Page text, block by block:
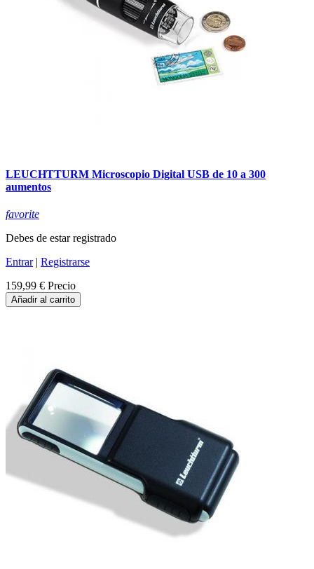
LEUCHTTURM Microscopio Digital USB de 10 a 300
aumentos
favorite
Debes de estar registrado
Entrar| Registrarse
159,99 € Precio
Añadir al carrito